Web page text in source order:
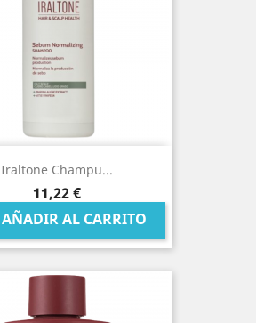
Iraltone Champu...
Precio
11,22 €
AÑADIR AL CARRITO